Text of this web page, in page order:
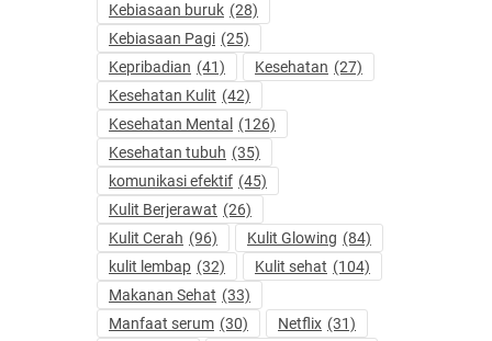
Kebiasaan buruk (28)
Kebiasaan Pagi (25)
Kepribadian (41) Kesehatan (27)
Kesehatan Kulit (42)
Kesehatan Mental
(126)
Kesehatan tubuh (35)
komunikasi efektif (45)
Kulit Berjerawat (26)
Kulit Cerah (96) Kulit Glowing (84)
kulit lembap (32) Kulit sehat (104)
Makanan Sehat (33)
Manfaat serum (30) Netflix (31)